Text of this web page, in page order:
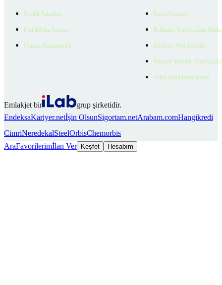
Üyelik Paketleri
EmlakZeka Asistan
Uzman Danışmanlar
Çerez Ayarları
Kullanıcı Veri Gizliliği
Ziyaretçi Veri Gizliliği
Müşteri Yetkilisi Veri
Aday Aydınlatma Metni
Emlakjet bir
grup şirketidir.
EndeksaKariyer.netİşin OlsunSigortam.netArabam.comHangikredi
CimriNeredekalSteelOrbisChemorbis
AraFavorilerimİlan Ver Keşfet Hesabım